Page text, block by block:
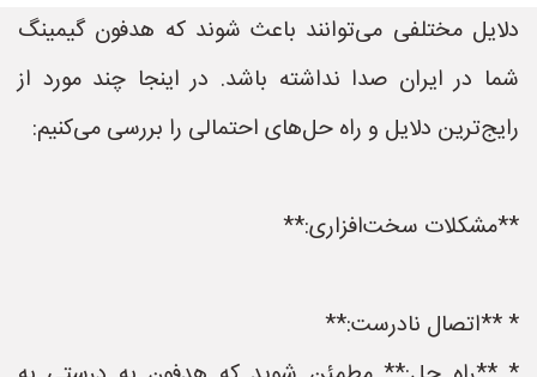
دلایل مختلفی می‌توانند باعث شوند که هدفون گیمینگ
شما در ایران صدا نداشته باشد. در اینجا چند مورد از
رایج‌ترین دلایل و راه حل‌های احتمالی را بررسی می‌کنیم:
**مشکلات سخت‌افزاری:**
* **اتصال نادرست:**